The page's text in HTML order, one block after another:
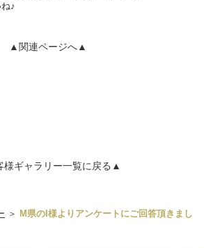
♪
▲関連ページへ▲
様ギャラリー一覧に戻る▲
＞ M県のI様よりアンケートにご回答頂きまし